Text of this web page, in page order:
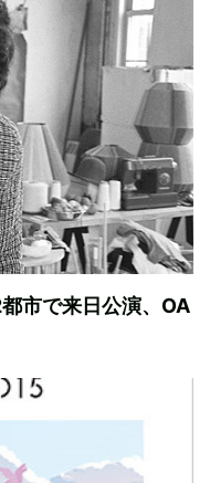
市で来日公演、OA